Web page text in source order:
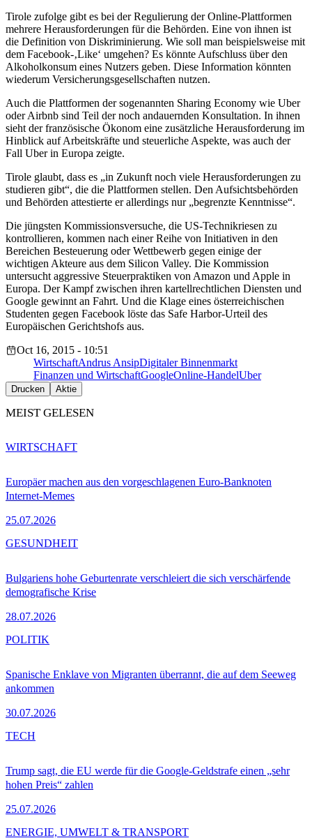
Tirole zufolge gibt es bei der Regulierung der Online-Plattformen
mehrere Herausforderungen für die Behörden. Eine von ihnen ist
die Definition von Diskriminierung. Wie soll man beispielsweise mit
dem Facebook-‚Like‘ umgehen? Es könnte Aufschluss über den
Alkoholkonsum eines Nutzers geben. Diese Information könnten
wiederum Versicherungsgesellschaften nutzen.
Auch die Plattformen der sogenannten Sharing Economy wie Uber
oder Airbnb sind Teil der noch andauernden Konsultation. In ihnen
sieht der französische Ökonom eine zusätzliche Herausforderung im
Hinblick auf Arbeitskräfte und steuerliche Aspekte, was auch der
Fall Uber in Europa zeigte.
Tirole glaubt, dass es „in Zukunft noch viele Herausforderungen zu
studieren gibt“, die die Plattformen stellen. Den Aufsichtsbehörden
und Behörden attestierte er allerdings nur „begrenzte Kenntnisse“.
Die jüngsten Kommissionsversuche, die US-Technikriesen zu
kontrollieren, kommen nach einer Reihe von Initiativen in den
Bereichen Besteuerung oder Wettbewerb gegen einige der
wichtigen Akteure aus dem Silicon Valley. Die Kommission
untersucht aggressive Steuerpraktiken von Amazon und Apple in
Europa. Der Kampf zwischen ihren kartellrechtlichen Diensten und
Google gewinnt an Fahrt. Und die Klage eines österreichischen
Studenten gegen Facebook löste das Safe Harbor-Urteil des
Europäischen Gerichtshofs aus.
Oct 16, 2015 - 10:51
WirtschaftAndrus AnsipDigitaler Binnenmarkt
Finanzen und WirtschaftGoogleOnline-HandelUber
Drucken Aktie
MEIST GELESEN
Europäer machen aus den vorgeschlagenen Euro-Banknoten
Internet-Memes
25.07.2026
WIRTSCHAFT
Bulgariens hohe Geburtenrate verschleiert die sich verschärfende
demografische Krise
28.07.2026
GESUNDHEIT
Spanische Enklave von Migranten überrannt, die auf dem Seeweg
ankommen
30.07.2026
POLITIK
Trump sagt, die EU werde für die Google-Geldstrafe einen „sehr
hohen Preis“ zahlen
25.07.2026
TECH
ENERGIE, UMWELT & TRANSPORT